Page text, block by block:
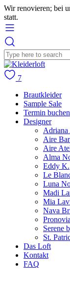
Wir renovieren; bei
statt.
7
Brautkleider
Sample Sale
Termin buchen
Designer
Aire
Aire
Alma
Eddy K.
Le
Luna
Madi
Mia
Nava
Serene
St.
Das Loft
Kontakt
FAQ